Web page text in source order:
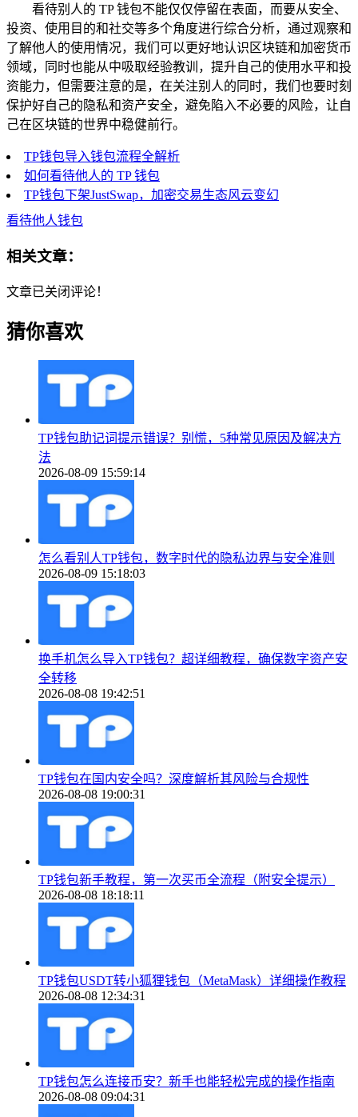
看待别人的 TP 钱包不能仅仅停留在表面，而要从安全、
投资、使用目的和社交等多个角度进行综合分析，通过观察和
了解他人的使用情况，我们可以更好地认识区块链和加密货币
领域，同时也能从中吸取经验教训，提升自己的使用水平和投
资能力，但需要注意的是，在关注别人的同时，我们也要时刻
保护好自己的隐私和资产安全，避免陷入不必要的风险，让自
己在区块链的世界中稳健前行。
TP钱包导入钱包流程全解析
如何看待他人的 TP 钱包
TP钱包下架JustSwap，加密交易生态风云变幻
看待他人钱包
相关文章：
文章已关闭评论！
猜你喜欢
TP钱包助记词提示错误？别慌，5种常见原因及解决方
法
2026-08-09 15:59:14
怎么看别人TP钱包，数字时代的隐私边界与安全准则
2026-08-09 15:18:03
换手机怎么导入TP钱包？超详细教程，确保数字资产安
全转移
2026-08-08 19:42:51
TP钱包在国内安全吗？深度解析其风险与合规性
2026-08-08 19:00:31
TP钱包新手教程，第一次买币全流程（附安全提示）
2026-08-08 18:18:11
TP钱包USDT转小狐狸钱包（MetaMask）详细操作教程
2026-08-08 12:34:31
TP钱包怎么连接币安？新手也能轻松完成的操作指南
2026-08-08 09:04:31